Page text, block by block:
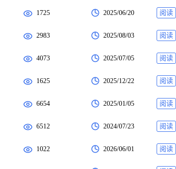
1725 2025/06/20 阅读
2983 2025/08/03 阅读
4073 2025/07/05 阅读
1625 2025/12/22 阅读
6654 2025/01/05 阅读
6512 2024/07/23 阅读
1022 2026/06/01 阅读